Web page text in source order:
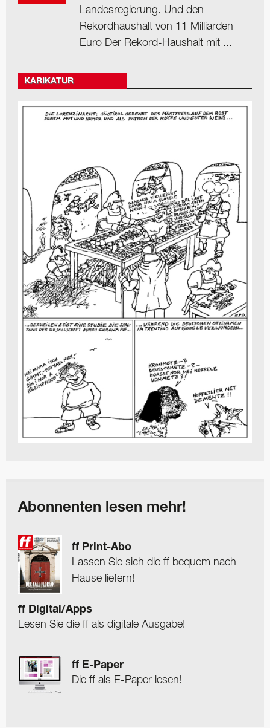
Landesregierung. Und den
Rekordhaushalt von 11 Milliarden
Euro Der Rekord-Haushalt mit ...
KARIKATUR
Abonnenten lesen mehr!
ff Print-Abo
Lassen Sie sich die ff bequem nach
Hause liefern!
ff Digital/Apps
Lesen Sie die ff als digitale Ausgabe!
ff E-Paper
Die ff als E-Paper lesen!